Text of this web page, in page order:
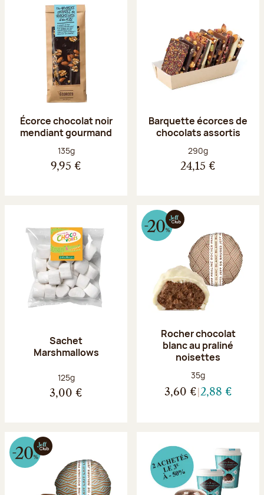
Écorce chocolat noir
mendiant gourmand
Poids net :
135g
9,95 €
Barquette écorces de
chocolats assortis
Poids net :
290g
24,15 €
Sachet
Marshmallows
Poids net :
125g
3,00 €
Rocher chocolat
blanc au praliné
noisettes
Poids net :
35g
3,60 € 2,88 €